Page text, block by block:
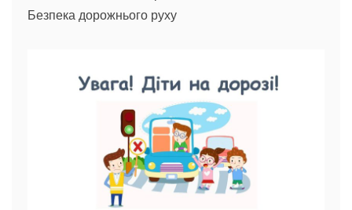
Безпека дорожнього руху